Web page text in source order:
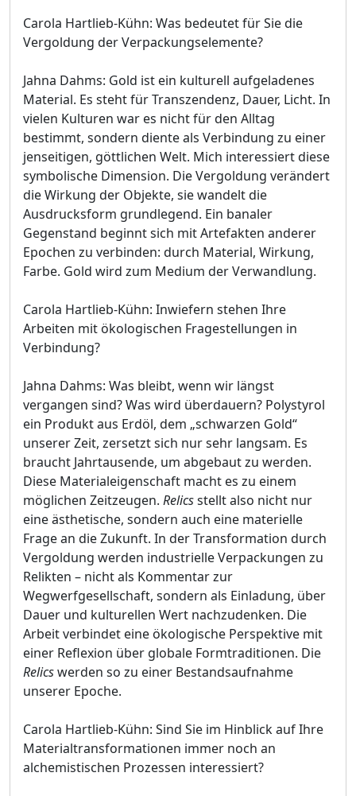
Carola Hartlieb-Kühn: Was bedeutet für Sie die
Vergoldung der Verpackungselemente?
Jahna Dahms: Gold ist ein kulturell aufgeladenes
Material. Es steht für Transzendenz, Dauer, Licht. In
vielen Kulturen war es nicht für den Alltag
bestimmt, sondern diente als Verbindung zu einer
jenseitigen, göttlichen Welt. Mich interessiert diese
symbolische Dimension. Die Vergoldung verändert
die Wirkung der Objekte, sie wandelt die
Ausdrucksform grundlegend. Ein banaler
Gegenstand beginnt sich mit Artefakten anderer
Epochen zu verbinden: durch Material, Wirkung,
Farbe. Gold wird zum Medium der Verwandlung.
Carola Hartlieb-Kühn: Inwiefern stehen Ihre
Arbeiten mit ökologischen Fragestellungen in
Verbindung?
Jahna Dahms: Was bleibt, wenn wir längst
vergangen sind? Was wird überdauern? Polystyrol
ein Produkt aus Erdöl, dem „schwarzen Gold“
unserer Zeit, zersetzt sich nur sehr langsam. Es
braucht Jahrtausende, um abgebaut zu werden.
Diese Materialeigenschaft macht es zu einem
möglichen Zeitzeugen. Relicsstellt also nicht nur
eine ästhetische, sondern auch eine materielle
Frage an die Zukunft. In der Transformation durch
Vergoldung werden industrielle Verpackungen zu
Relikten – nicht als Kommentar zur
Wegwerfgesellschaft, sondern als Einladung, über
Dauer und kulturellen Wert nachzudenken. Die
Arbeit verbindet eine ökologische Perspektive mit
einer Reflexion über globale Formtraditionen. Die
Relicswerden so zu einer Bestandsaufnahme
unserer Epoche.
Carola Hartlieb-Kühn: Sind Sie im Hinblick auf Ihre
Materialtransformationen immer noch an
alchemistischen Prozessen interessiert?